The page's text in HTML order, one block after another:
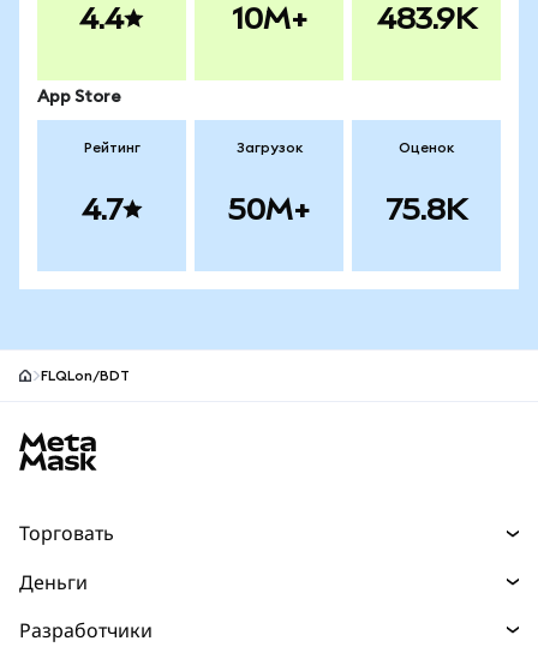
4.4 10M+ 483.9K
App Store
Рейтинг
4.7
Загрузок
50M+
Оценок
75.8K
FLQLon/BDT
Торговать
Деньги
Разработчики